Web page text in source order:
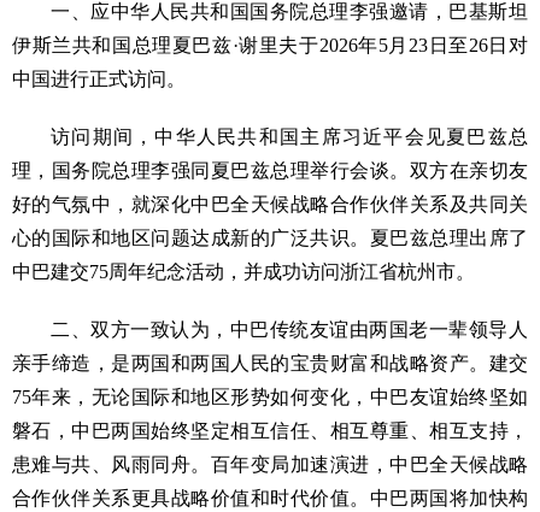
一、应中华人民共和国国务院总理李强邀请，巴基斯坦
伊斯兰共和国总理夏巴兹·谢里夫于2026年5月23日至26日对
中国进行正式访问。
访问期间，中华人民共和国主席习近平会见夏巴兹总
理，国务院总理李强同夏巴兹总理举行会谈。双方在亲切友
好的气氛中，就深化中巴全天候战略合作伙伴关系及共同关
心的国际和地区问题达成新的广泛共识。夏巴兹总理出席了
中巴建交75周年纪念活动，并成功访问浙江省杭州市。
二、双方一致认为，中巴传统友谊由两国老一辈领导人
亲手缔造，是两国和两国人民的宝贵财富和战略资产。建交
75年来，无论国际和地区形势如何变化，中巴友谊始终坚如
磐石，中巴两国始终坚定相互信任、相互尊重、相互支持，
患难与共、风雨同舟。百年变局加速演进，中巴全天候战略
合作伙伴关系更具战略价值和时代价值。中巴两国将加快构